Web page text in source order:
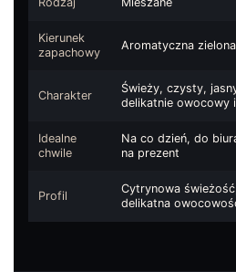
Kierunek
zapachowy
Aromatyczna
Charakter
Świeży, czysty,
delikatnie owocowy
Idealne
chwile
Na co dzień, do
na prezent
Profil
Cytrynowa
delikatna